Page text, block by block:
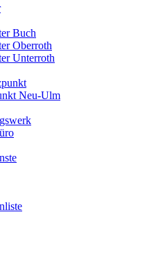
Buch
Oberroth
Unterroth
Neu-Ulm